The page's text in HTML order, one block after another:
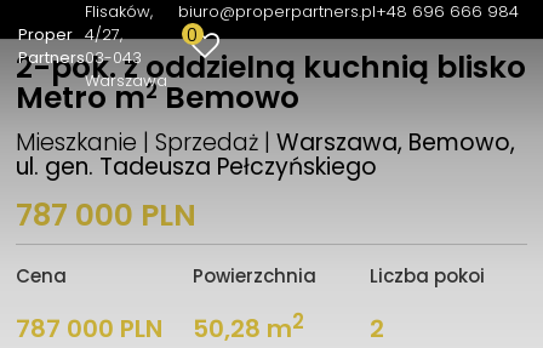
Proper
Partners
Flisaków,
4/27
03-043
Warszawa
biuro@properpartners.pl+48 696 666 984
0
2-pok. z oddzielną kuchnią blisko
Metro m2Bemowo
Mieszkanie | Sprzedaż |Warszawa, Bemowo,
ul. gen. Tadeusza Pełczyńskiego
787 000 PLN
Cena
787 000 PLN
Powierzchnia
50,28 m2
Liczba pokoi
2